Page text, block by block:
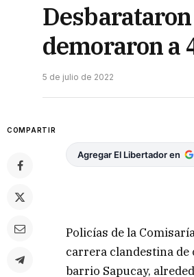
demoraron a
5 de julio de 2022
COMPARTIR
Agregar El Libertador en
Policías de la
carrera clandestina de
barrio Sapucay,